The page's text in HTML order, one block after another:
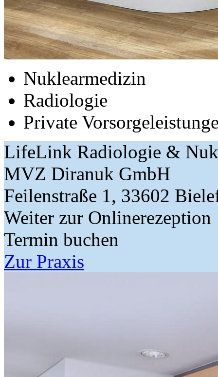
Nuklearmedizin
Radiologie
Private
LifeLink Radiologie &
MVZ Diranuk GmbH
Feilenstraße 1, 33602
Weiter zur Onlinerezeption
Termin buchen
Zur Praxis